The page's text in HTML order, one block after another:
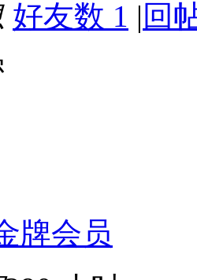
好友数 1 | 回
牌会员